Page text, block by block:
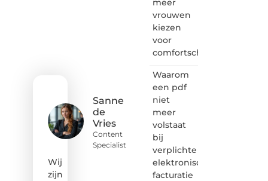
Sanne
de
Vries
Content
Specialist
Wij
zijn
meer
vrouwen
kiezen
voor
comfortschoenen
Waarom
een pdf
niet
meer
volstaat
bij
verplichte
elektronische
facturatie